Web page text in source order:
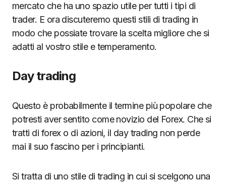
mercato che ha uno spazio utile per tutti i tipi di
trader. E ora discuteremo questi stili di trading in
modo che possiate trovare la scelta migliore che si
adatti al vostro stile e temperamento.
Day trading
Questo è probabilmente il termine più popolare che
potresti aver sentito come novizio del Forex. Che si
tratti di forex o di azioni, il day trading non perde
mai il suo fascino per i principianti.
Si tratta di uno stile di trading in cui si scelgono una